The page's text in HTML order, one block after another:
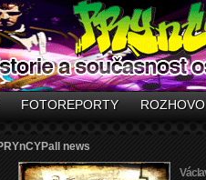
FOTOREPORTY
news